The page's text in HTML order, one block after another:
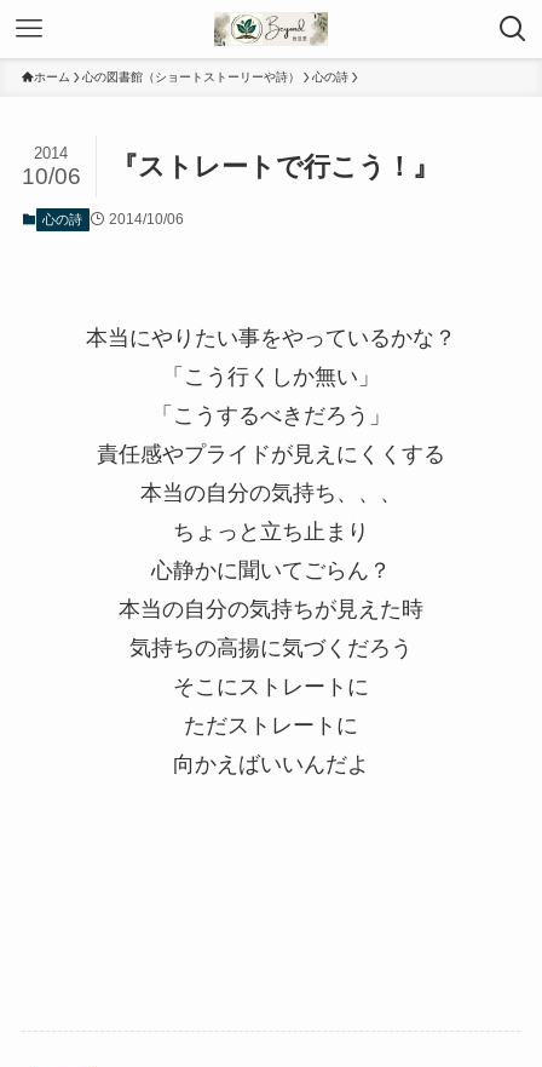
ホーム 心の図書館（ショートストーリーや詩） 心の詩
『ストレートで行こう！』
2014
10/06
心の詩 2014/10/06
本当にやりたい事をやっているかな？
「こう行くしか無い」
「こうするべきだろう」
責任感やプライドが見えにくくする
本当の自分の気持ち、、、
ちょっと立ち止まり
心静かに聞いてごらん？
本当の自分の気持ちが見えた時
気持ちの高揚に気づくだろう
そこにストレートに
ただストレートに
向かえばいいんだよ